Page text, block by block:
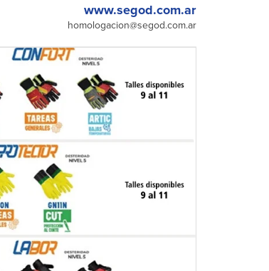
www.segod.com.ar
homologacion@segod.com.ar